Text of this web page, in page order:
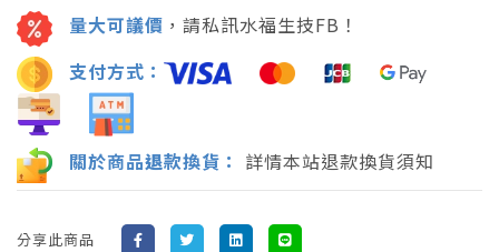
量大可議價 ，請私訊水福生技FB！
支付方式：
關於商品退款換貨： 詳情本站退款換貨須知
分享此商品